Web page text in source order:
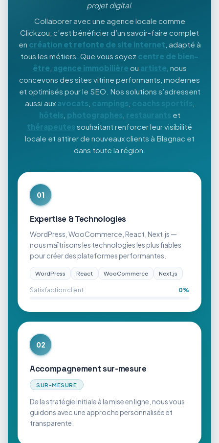
projet digital.
Collaborer avec une agence locale comme
Clickzou, c’est bénéficier d’un savoir-faire complet
en création et refonte de site internet , adapté à
tous les métiers. Que vous soyez centre de bien-
être agence immobilière ou artiste , nous
concevons des sites vitrine performants, modernes
et optimisés pour le SEO. Nos solutions s’adressent
aussi aux avocats campings coachs sportifs
hôtels photographes restaurants
et
thérapeutes souhaitant renforcer leur visibilité
locale et attirer de nouveaux clients à Blagnac et
dans toute la région.
01
Expertise & Technologies
WordPress, WooCommerce, React, Next.js —
nous maîtrisons les technologies les plus fiables
pour créer des plateformes performantes.
WordPress React WooCommerce Next.js
Satisfaction client 0%
02
Accompagnement sur-mesure
SUR-MESURE
De la stratégie initiale à la mise en ligne, nous vous
guidons avec une approche personnalisée et
transparente.